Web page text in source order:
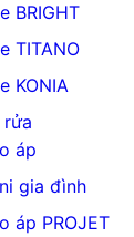
BRIGHT
TITANO
KONIA
áp
gia đình
áp PROJET